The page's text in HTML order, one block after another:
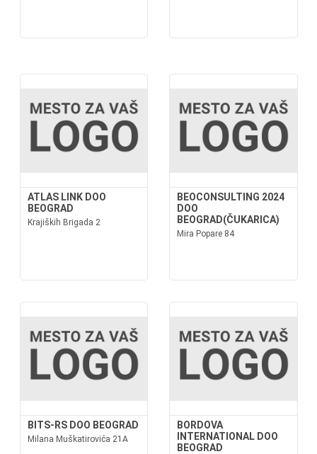
ATLAS LINK DOO
BEOGRAD
Krajiških Brigada 2
BEOCONSULTING 2024
DOO
BEOGRAD(ČUKARICA)
Mira Popare 84
BITS-RS DOO BEOGRAD
Milana Muškatirovića 21A
BORDOVA
INTERNATIONAL DOO
BEOGRAD